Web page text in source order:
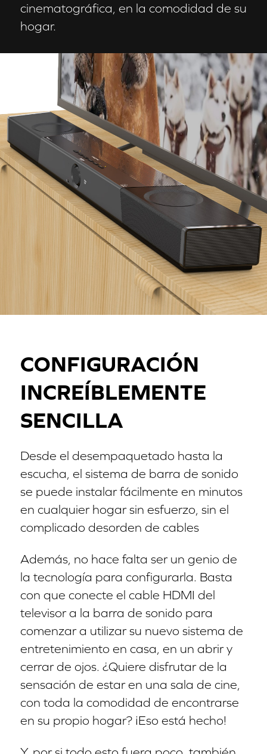
cinematográfica, en la comodidad de su
hogar.
CONFIGURACIÓN
INCREÍBLEMENTE
SENCILLA
Desde el desempaquetado hasta la
escucha, el sistema de barra de sonido
se puede instalar fácilmente en minutos
en cualquier hogar sin esfuerzo, sin el
complicado desorden de cables
Además, no hace falta ser un genio de
la tecnología para configurarla. Basta
con que conecte el cable HDMI del
televisor a la barra de sonido para
comenzar a utilizar su nuevo sistema de
entretenimiento en casa, en un abrir y
cerrar de ojos. ¿Quiere disfrutar de la
sensación de estar en una sala de cine,
con toda la comodidad de encontrarse
en su propio hogar? ¡Eso está hecho!